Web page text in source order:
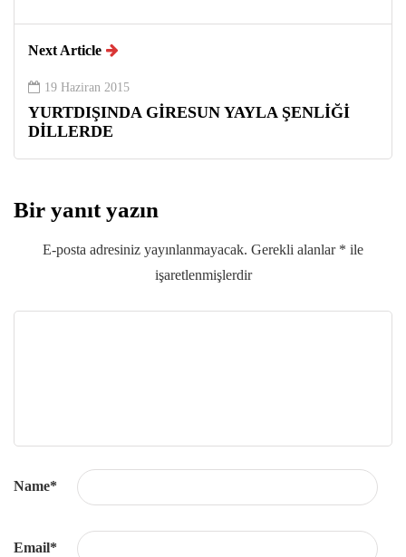
Next Article
19 Haziran 2015
YURTDIŞINDA GİRESUN YAYLA ŞENLİĞİ
DİLLERDE
Bir yanıt yazın
E-posta adresiniz yayınlanmayacak. Gerekli alanlar * ile
işaretlenmişlerdir
Name*
Email*